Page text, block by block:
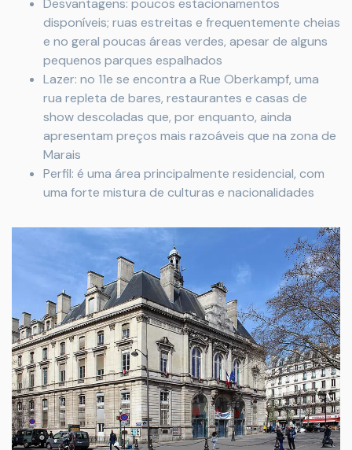
disponíveis; ruas estreitas e frequentemente cheias
e no geral poucas áreas verdes, apesar de alguns
pequenos parques espalhados
Lazer: no 11e se encontra a Rue Oberkampf, uma
rua repleta de bares, restaurantes e casas de
show descoladas que, por enquanto, ainda
apresentam preços mais razoáveis que na zona de
Marais
Perfil: é uma área principalmente residencial, com
uma forte mistura de culturas e nacionalidades